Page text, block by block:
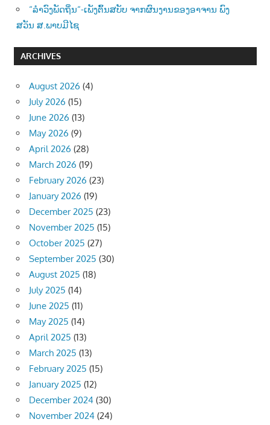
“ລຳວົງພັດຖິ່ນ“-ເພັງຕົ້ນສບັບ ຈາກຜົນງານຂອງອາຈານ ພົງ
ສວັນ ສ.ພາບມີໄຊ
ARCHIVES
August 2026 (4)
July 2026 (15)
June 2026 (13)
May 2026 (9)
April 2026 (28)
March 2026 (19)
February 2026 (23)
January 2026 (19)
December 2025 (23)
November 2025 (15)
October 2025 (27)
September 2025 (30)
August 2025 (18)
July 2025 (14)
June 2025 (11)
May 2025 (14)
April 2025 (13)
March 2025 (13)
February 2025 (15)
January 2025 (12)
December 2024 (30)
November 2024 (24)